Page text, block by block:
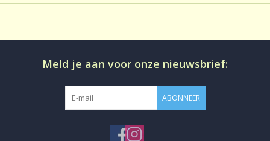
Oorsprong:
Mengsel
CafeÃƒÂ¯neÃ¢â‚¬Â¨:
CafeÃƒÂ¯nehoudend
conventioneel
Losse thee in aromadichte
verpakking
Meld je aan voor onze nieuwsbrief:
ABONNEER